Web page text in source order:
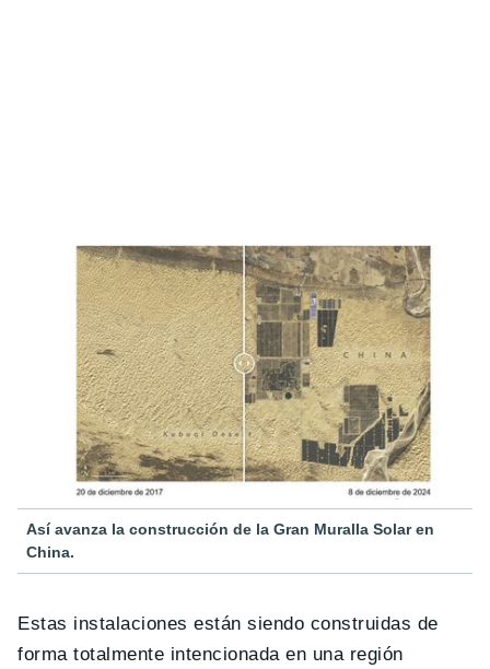
Así avanza la construcción de la Gran Muralla Solar en
China.
Estas instalaciones están siendo construidas de
forma totalmente intencionada en una región